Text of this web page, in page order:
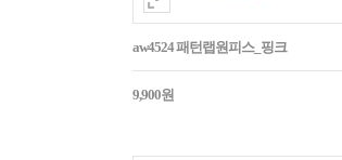
aw4524 패턴랩원피스_핑크
9,900원